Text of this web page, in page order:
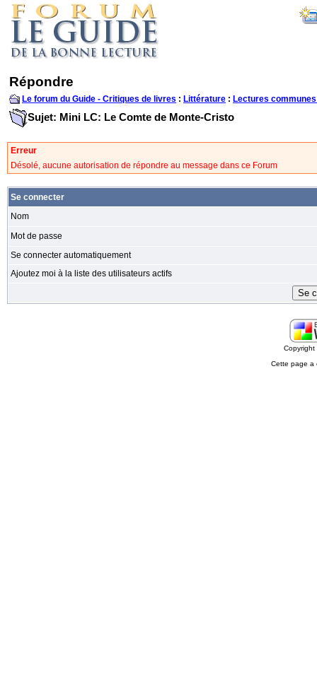
Répondre
Le forum du Guide - Critiques de livres : Littérature : Lectures
Sujet: Mini LC: Le Comte de Monte-Cristo
Erreur
Désolé, aucune autorisation de répondre au message dans ce Forum
Se connecter
Nom
Mot de passe
Se connecter automatiquement
Ajoutez moi à la liste des utilisateurs actifs
Cette page a